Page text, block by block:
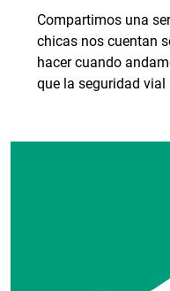
Compartimos una
chicas nos cuentan
hacer cuando
que la seguridad vial